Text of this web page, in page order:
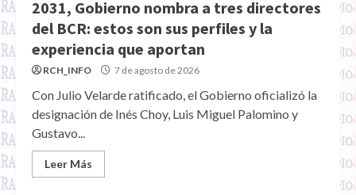
2031, Gobierno nombra a tres directores
del BCR: estos son sus perfiles y la
experiencia que aportan
RCH_INFO 7 de agosto de 2026
Con Julio Velarde ratificado, el Gobierno oficializó la
designación de Inés Choy, Luis Miguel Palomino y
Gustavo...
Leer Más